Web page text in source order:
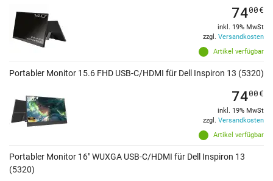
Artikel verfügbar
7400€
inkl. 19% MwSt
zzgl. Versandkosten
Portabler Monitor 15.6 FHD USB-C/HDMI für Dell Inspiron 13 (5320)
Artikel verfügbar
7400€
inkl. 19% MwSt
zzgl. Versandkosten
Portabler Monitor 16" WUXGA USB-C/HDMI für Dell Inspiron 13
(5320)